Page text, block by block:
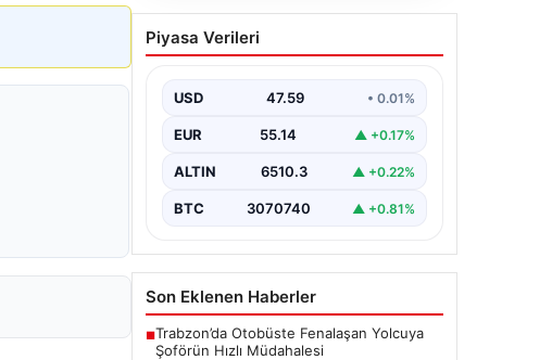
FED faiz kararı ne zaman
açıklanacak? Nisan ayı
Piyasa Verileri
USD 47.59 • 0.01%
EUR 55.14 ▲ +0.17%
ALTIN 6510.3 ▲ +0.22%
BTC 3070740 ▲ +0.81%
Son Eklenen Haberler
■Trabzon’da Otobüste Fenalaşan Yolcuya
Şoförün Hızlı Müdahalesi